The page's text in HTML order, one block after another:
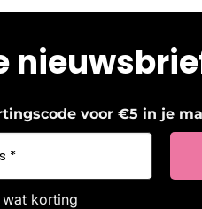
voor €5 in je
korting